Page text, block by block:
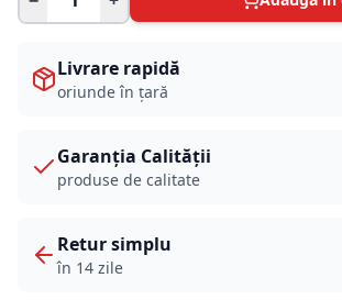
Livrare rapidă
oriunde în țară
Garanția Calității
produse de calitate
Retur simplu
în 14 zile